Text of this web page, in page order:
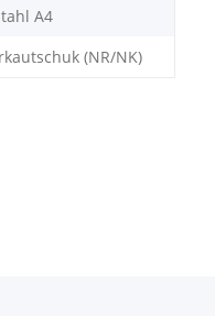
A4
(NR/NK)